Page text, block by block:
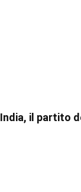
India, il partito